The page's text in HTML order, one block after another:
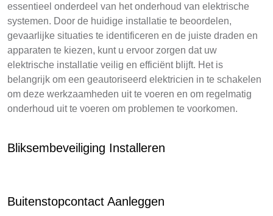
essentieel onderdeel van het onderhoud van elektrische
systemen. Door de huidige installatie te beoordelen,
gevaarlijke situaties te identificeren en de juiste draden en
apparaten te kiezen, kunt u ervoor zorgen dat uw
elektrische installatie veilig en efficiënt blijft. Het is
belangrijk om een geautoriseerd elektricien in te schakelen
om deze werkzaamheden uit te voeren en om regelmatig
onderhoud uit te voeren om problemen te voorkomen.
Bliksembeveiliging Installeren
Buitenstopcontact Aanleggen